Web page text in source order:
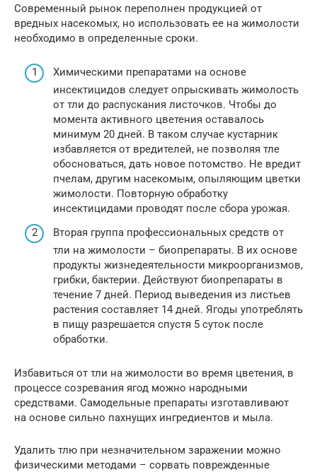
Современный рынок переполнен продукцией от
вредных насекомых, но использовать ее на жимолости
необходимо в определенные сроки.
Химическими препаратами на основе
инсектицидов следует опрыскивать жимолость
от тли до распускания листочков. Чтобы до
момента активного цветения оставалось
минимум 20 дней. В таком случае кустарник
избавляется от вредителей, не позволяя тле
обосноваться, дать новое потомство. Не вредит
пчелам, другим насекомым, опыляющим цветки
жимолости. Повторную обработку
инсектицидами проводят после сбора урожая.
Вторая группа профессиональных средств от
тли на жимолости – биопрепараты. В их основе
продукты жизнедеятельности микроорганизмов,
грибки, бактерии. Действуют биопрепараты в
течение 7 дней. Период выведения из листьев
растения составляет 14 дней. Ягоды употреблять
в пищу разрешается спустя 5 суток после
обработки.
Избавиться от тли на жимолости во время цветения, в
процессе созревания ягод можно народными
средствами. Самодельные препараты изготавливают
на основе сильно пахнущих ингредиентов и мыла.
Удалить тлю при незначительном заражении можно
физическими методами – сорвать поврежденные